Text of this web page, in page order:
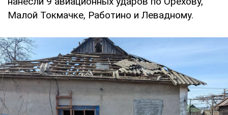
Малой Токмачке, Работино и Левадному.